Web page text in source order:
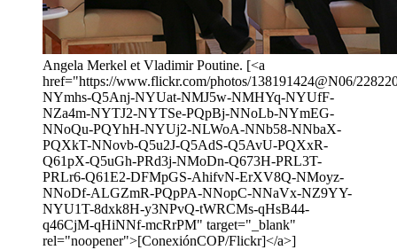
Angela Merkel et Vladimir Poutine. [<a
href="https://www.flickr.com/photos/138191424@N06/
NYmhs-Q5Anj-NYUat-NMJ5w-NMHYq-NYUfF-
NZa4m-NYTJ2-NYTSe-PQpBj-NNoLb-NYmEG-
NNoQu-PQYhH-NYUj2-NLWoA-NNb58-NNbaX-
PQXkT-NNovb-Q5u2J-Q5AdS-Q5AvU-PQXxR-
Q61pX-Q5uGh-PRd3j-NMoDn-Q673H-PRL3T-
PRLr6-Q61E2-DFMpGS-AhifvN-ErXV8Q-NMoyz-
NNoDf-ALGZmR-PQpPA-NNopC-NNaVx-NZ9YY-
NYU1T-8dxk8H-y3NPvQ-tWRCMs-qHsB44-
q46CjM-qHiNNf-mcRrPM" target="_blank"
rel="noopener">[ConexiónCOP/Flickr]</a>]